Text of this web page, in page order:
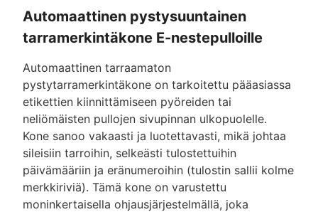
Automaattinen pystysuuntainen
tarramerkintäkone E-nestepulloille
Automaattinen tarraamaton
pystytarramerkintäkone on tarkoitettu pääasiassa
etikettien kiinnittämiseen pyöreiden tai
neliömäisten pullojen sivupinnan ulkopuolelle.
Kone sanoo vakaasti ja luotettavasti, mikä johtaa
sileisiin tarroihin, selkeästi tulostettuihin
päivämääriin ja eränumeroihin (tulostin sallii kolme
merkkiriviä). Tämä kone on varustettu
moninkertaisella ohjausjärjestelmällä, joka